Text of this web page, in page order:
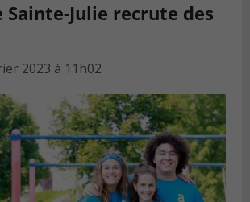
Sainte-Julie recrute des
2023 à 11h02